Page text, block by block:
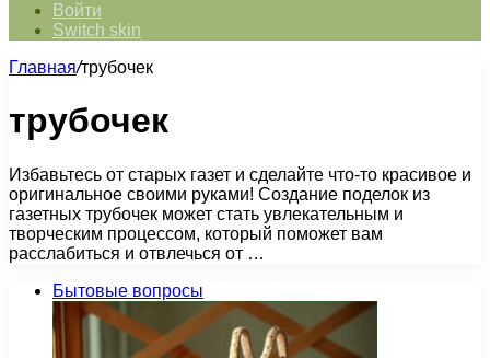
Войти
Switch skin
Главная/трубочек
трубочек
Избавьтесь от старых газет и сделайте что-то красивое и
оригинальное своими руками! Создание поделок из
газетных трубочек может стать увлекательным и
творческим процессом, который поможет вам
расслабиться и отвлечься от …
Бытовые вопросы